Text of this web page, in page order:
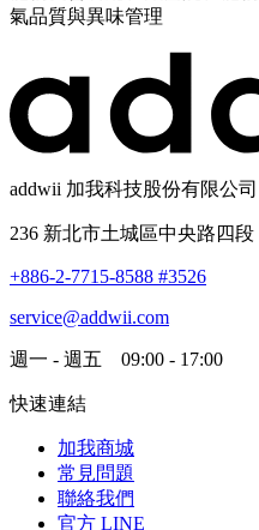
氣品質與異味管理
addwii 加我科技股份有限公司
236 新北市土城區中央路四段
+886-2-7715-8588 #3526
service@addwii.com
週一 - 週五 09:00 - 17:00
快速連結
加我商城
常見問題
聯絡我們
官方 LINE